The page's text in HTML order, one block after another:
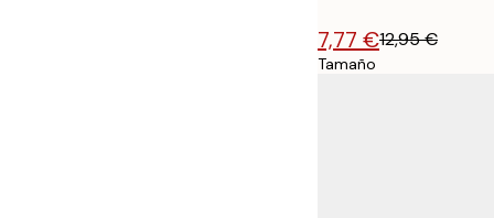
7,77 €12,95 €
Tamaño